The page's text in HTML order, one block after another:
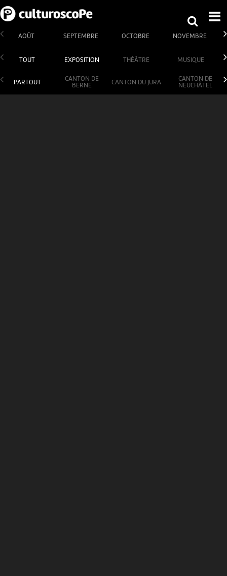
AOÛT SEPTEMBRE OCTOBRE NOVEMBRE
TOUT EXPOSITION THÉÂTRE MUSIQUE
PARTOUT
CANTON DE
BERNE
CANTON DU JURA
CANTON DE
NEUCHÂTEL